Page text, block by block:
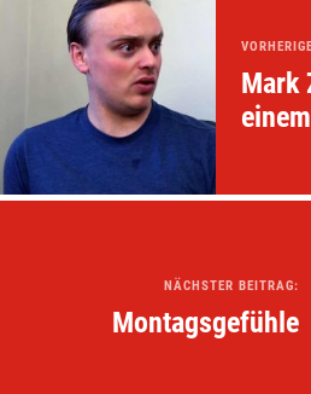
Mark
NÄCHSTER BEITRAG:
Montagsgefühle